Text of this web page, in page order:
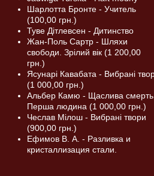
Шарлотта Бронте - Учитель
(100,00 грн.)
Туве Дітлевсен - Дитинство
Жан-Поль Сартр - Шляхи
свободи. Зрілий вік (1 200,00
грн.)
Ясунарі Кавабата - Вибрані
(1 000,00 грн.)
Альбер Камю - Щаслива смерть.
Перша людина (1 000,00 грн.)
Чеслав Мілош - Вибрані твори
(900,00 грн.)
Ефимов В. А. - Разливка и
кристаллизация стали.